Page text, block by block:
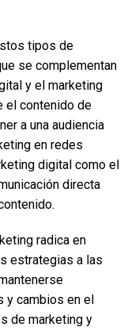
tipos de
se complementan
y el marketing
el contenido de
a una audiencia
en redes
digital como el
directa
radica en
estrategias a las
y cambios en el
de marketing y